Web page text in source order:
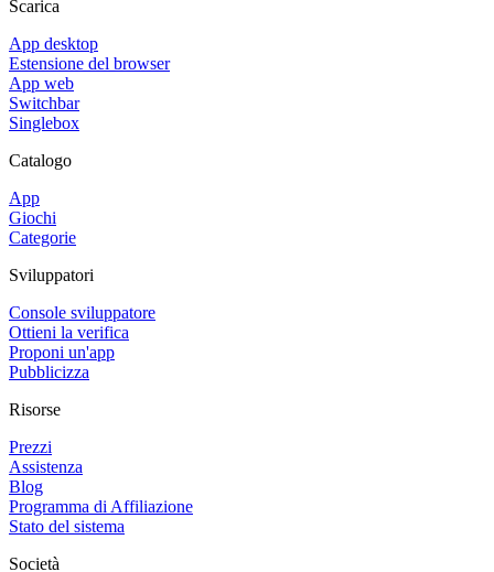
Scarica
App desktop
Estensione del browser
App web
Switchbar
Singlebox
Catalogo
App
Giochi
Categorie
Sviluppatori
Console sviluppatore
Ottieni la verifica
Proponi un'app
Pubblicizza
Risorse
Prezzi
Assistenza
Blog
Programma di Affiliazione
Stato del sistema
Società